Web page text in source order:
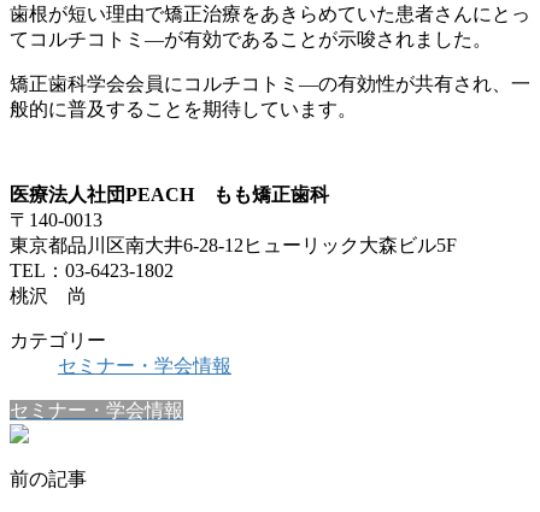
歯根が短い理由で矯正治療をあきらめていた患者さんにとっ
てコルチコトミ―が有効であることが示唆されました。
矯正歯科学会会員にコルチコトミ―の有効性が共有され、一
般的に普及することを期待しています。
医療法人社団PEACH もも矯正歯科
〒140-0013
東京都品川区南大井6-28-12ヒューリック大森ビル5F
TEL：03-6423-1802
桃沢 尚
カテゴリー
セミナー・学会情報
セミナー・学会情報
前の記事